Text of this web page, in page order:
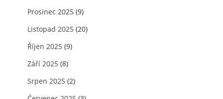
Prosinec 2025 (9)
Listopad 2025 (20)
Říjen 2025 (9)
Září 2025 (8)
Srpen 2025 (2)